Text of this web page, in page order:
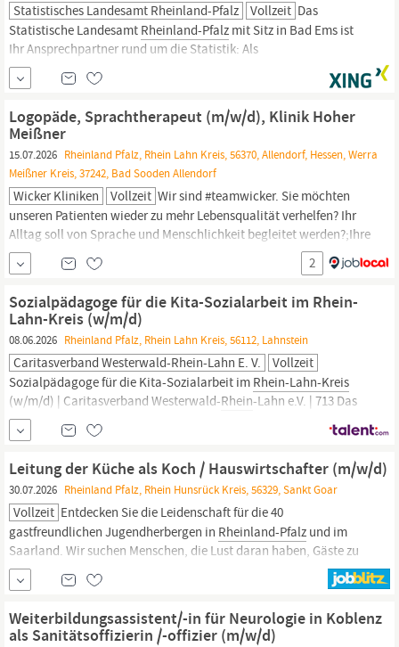
Statistisches Landesamt Rheinland-Pfalz Vollzeit Das
Statistische Landesamt Rheinland-Pfalz mit Sitz in Bad Ems ist
Ihr Ansprechpartner rund um die Statistik: Als
Informationsdienstleister stellen wir der Öffentlichkeit seit mehr
als 75 Jahren Daten und Auswertungen zu den Bereichen
Gesellschaft, Wirtschaft und Umwelt für Rheinland-Pfalz
Verfügung. Sie sind als Software-Entwickler...
Logopäde, Sprachtherapeut (m/w/d), Klinik Hoher
Meißner
15.07.2026 Rheinland Pfalz, Rhein Lahn Kreis, 56370, Allendorf, Hessen, Werra
Meißner Kreis, 37242, Bad Sooden Allendorf
Wicker Kliniken Vollzeit Wir sind #teamwicker. Sie möchten
unseren Patienten wieder zu mehr Lebensqualität verhelfen? Ihr
Alltag soll von Sprache und Menschlichkeit begleitet werden?;Ihre
Kollegen sind Ihnen eine große Stütze und gemeinsam als
#teamwicker möchten Sie einen kollegialen, freundlichen
nächstmöglichen Zeitpunkt;unser #teamwicker der...
2
Sozialpädagoge für die Kita-Sozialarbeit im Rhein-
Lahn-Kreis (w/m/d)
08.06.2026 Rheinland Pfalz, Rhein Lahn Kreis, 56112, Lahnstein
Caritasverband Westerwald-Rhein-Lahn E. V.
Vollzeit
Sozialpädagoge für die Kita-Sozialarbeit im Rhein-Lahn-Kreis
(w/m/d) | Caritasverband Westerwald-Rhein-Lahn e.V. | 713 Das
machen wir gemeinsam Wir suchen Menschen, die Lust haben,
ein neues Arbeitsgebiet im Kita-Bereich voranzubringen! Für die
Kita-Sozialarbeit in Nassau und Bad Ems suchen wir zum
nächstmöglichen Zeitpunkt
Leitung der Küche als Koch / Hauswirtschafter (m/w/d)
30.07.2026 Rheinland Pfalz, Rhein Hunsrück Kreis, 56329, Sankt Goar
Vollzeit Entdecken Sie die Leidenschaft für die 40
gastfreundlichen Jugendherbergen in Rheinland-Pfalz und im
Saarland. Wir suchen Menschen, die Lust daran haben, Gäste zu
begeistern. Werden Sie jetzt Teil des Teams der Loreley-
Jugendherberge St. Goar und bewerben Sie sich als Leitung der
Küche als Koch / Hauswirtschafter (m/w/d) (in Vollzeit)
Weiterbildungsassistent/-in für Neurologie in Koblenz
als Sanitätsoffizierin /-offizier (m/w/d)